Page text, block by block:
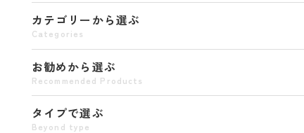
カテゴリーから選ぶ
Categories
お勧めから選ぶ
Recommended Products
タイプで選ぶ
Beyond type